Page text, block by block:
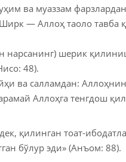
ва муаззам
— Аллоҳ таоло тавба
нарсанинг) шерик
48).
ва салламдан:
Аллоҳга тенгдош
қилинган тоат-
бўлур эди» (Анъом: 88).